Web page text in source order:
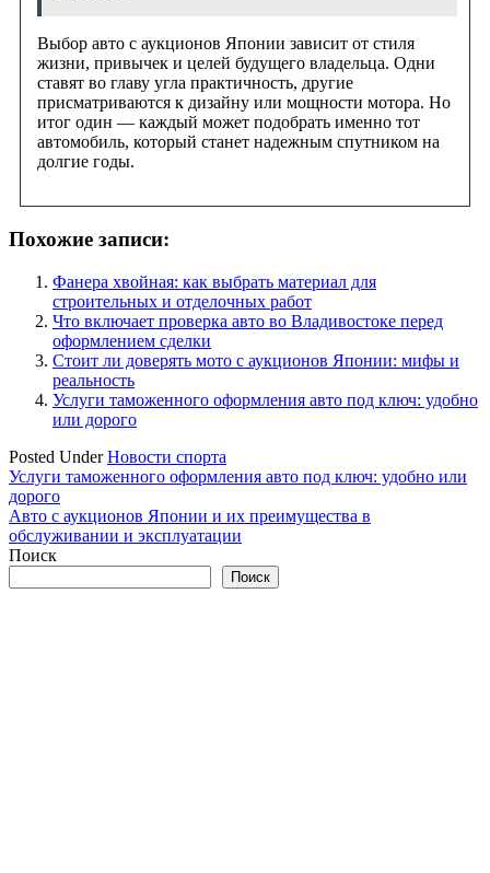
Выбор авто с аукционов Японии зависит от стиля
жизни, привычек и целей будущего владельца. Одни
ставят во главу угла практичность, другие
присматриваются к дизайну или мощности мотора. Но
итог один — каждый может подобрать именно тот
автомобиль, который станет надежным спутником на
долгие годы.
Похожие записи:
Фанера хвойная: как выбрать материал для
строительных и отделочных работ
Что включает проверка авто во Владивостоке перед
оформлением сделки
Стоит ли доверять мото с аукционов Японии: мифы и
реальность
Услуги таможенного оформления авто под ключ: удобно
или дорого
Posted UnderНовости спорта
Навигация
по
записям
Услуги таможенного оформления авто под ключ: удобно или
дорого
Авто с аукционов Японии и их преимущества в
обслуживании и эксплуатации
Поиск
Поиск